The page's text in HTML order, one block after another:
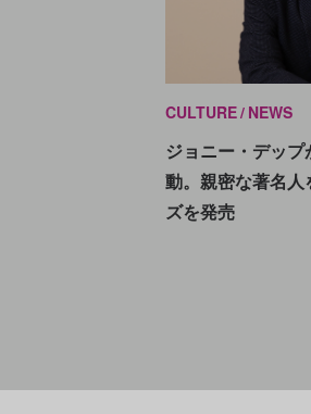
CULTURE NEWS
ジョニー・デッ
動。親密な著名
ズを発売